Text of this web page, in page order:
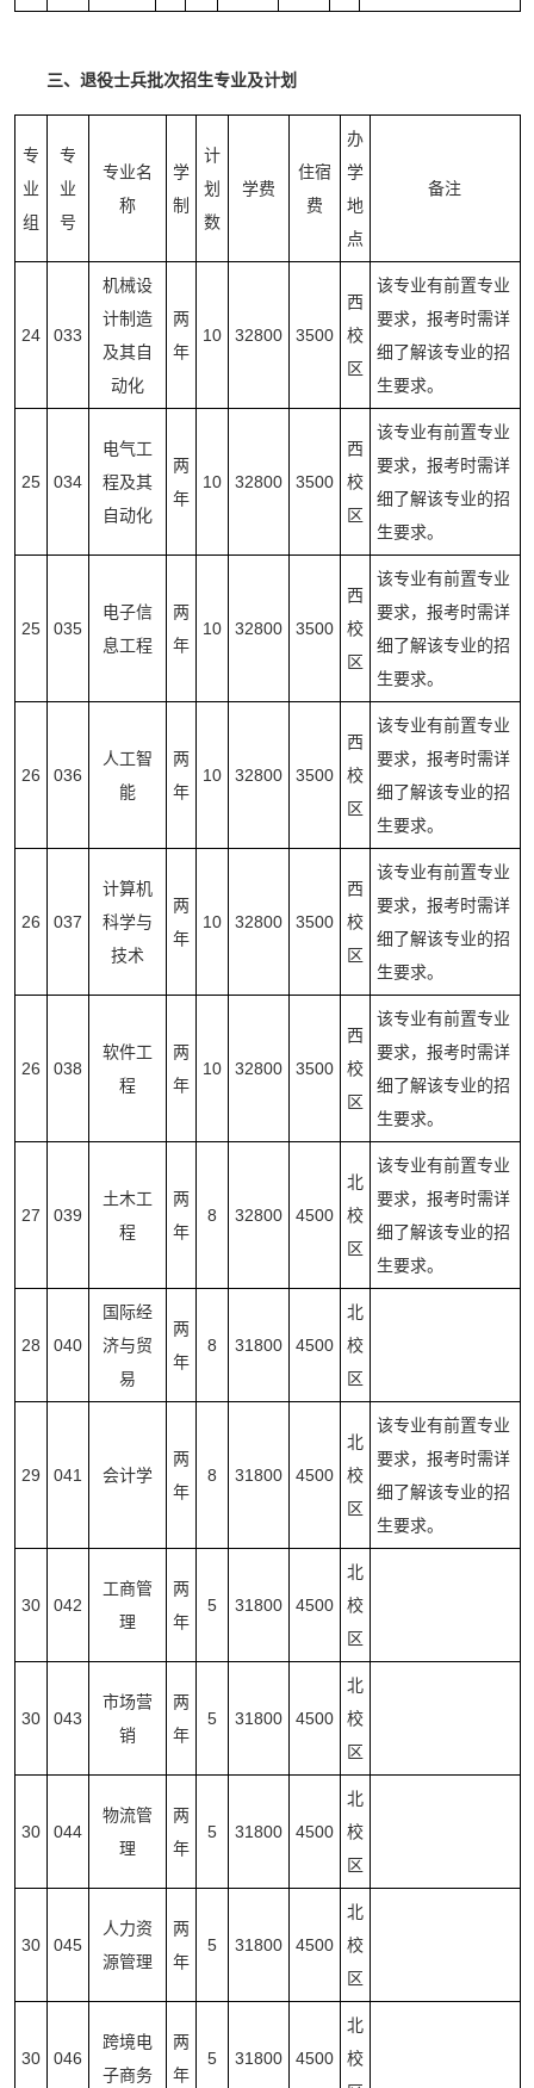
三、退役士兵批次招生专业及计划
专
业
组
专
业
号
专业名
称
学
制
计
划
数
学费
住宿
费
办
学
地
点
备注
24 033
机械设
计制造
及其自
动化
两
年
10 32800 3500
西
校
区
该专业有前置专业
要求，报考时需详
细了解该专业的招
生要求。
25 034
电气工
程及其
自动化
两
年
10 32800 3500
西
校
区
该专业有前置专业
要求，报考时需详
细了解该专业的招
生要求。
25 035
电子信
息工程
两
年
10 32800 3500
西
校
区
该专业有前置专业
要求，报考时需详
细了解该专业的招
生要求。
26 036
人工智
能
两
年
10 32800 3500
西
校
区
该专业有前置专业
要求，报考时需详
细了解该专业的招
生要求。
26 037
计算机
科学与
技术
两
年
10 32800 3500
西
校
区
该专业有前置专业
要求，报考时需详
细了解该专业的招
生要求。
26 038
软件工
程
两
年
10 32800 3500
西
校
区
该专业有前置专业
要求，报考时需详
细了解该专业的招
生要求。
27 039
土木工
程
两
年
8 32800 4500
北
校
区
该专业有前置专业
要求，报考时需详
细了解该专业的招
生要求。
28 040
国际经
济与贸
易
两
年
8 31800 4500
北
校
区
29 041 会计学
两
年
8 31800 4500
北
校
区
该专业有前置专业
要求，报考时需详
细了解该专业的招
生要求。
30 042
工商管
理
两
年
5 31800 4500
北
校
区
30 043
市场营
销
两
年
5 31800 4500
北
校
区
30 044
物流管
理
两
年
5 31800 4500
北
校
区
30 045
人力资
源管理
两
年
5 31800 4500
北
校
区
30 046
跨境电
子商务
两
年
5 31800 4500
北
校